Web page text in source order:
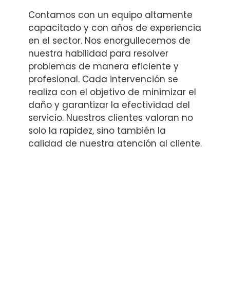
Contamos con un equipo altamente
capacitado y con años de experiencia
en el sector. Nos enorgullecemos de
nuestra habilidad para resolver
problemas de manera eficiente y
profesional. Cada intervención se
realiza con el objetivo de minimizar el
daño y garantizar la efectividad del
servicio. Nuestros clientes valoran no
solo la rapidez, sino también la
calidad de nuestra atención al cliente.